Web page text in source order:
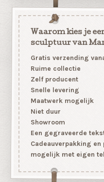
Waarom kies je
sculptuur van
Gratis verzending
Ruime collectie
Zelf producent
Snelle levering
Maatwerk mogelijk
Niet duur
Showroom
Een gegraveerde
Cadeauverpakking
mogelijk met eigen